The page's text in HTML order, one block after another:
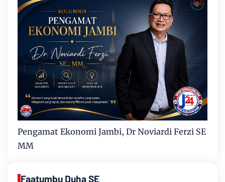
Pengamat Ekonomi Jambi, Dr Noviardi Ferzi SE
MM
Faatumbu Duha SE